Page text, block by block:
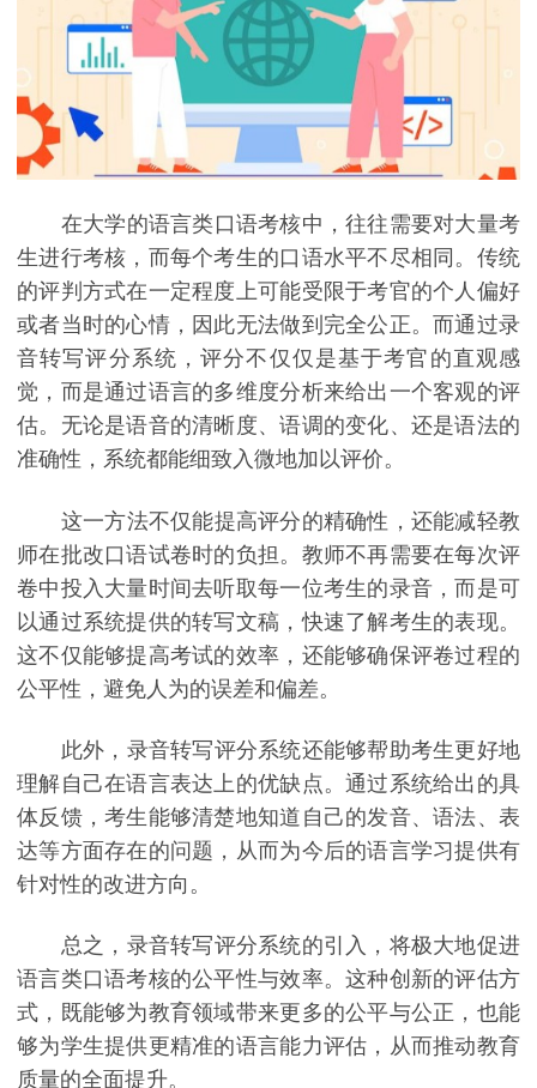
在大学的语言类口语考核中，往往需要对大量考
生进行考核，而每个考生的口语水平不尽相同。传统
的评判方式在一定程度上可能受限于考官的个人偏好
或者当时的心情，因此无法做到完全公正。而通过录
音转写评分系统，评分不仅仅是基于考官的直观感
觉，而是通过语言的多维度分析来给出一个客观的评
估。无论是语音的清晰度、语调的变化、还是语法的
准确性，系统都能细致入微地加以评价。
这一方法不仅能提高评分的精确性，还能减轻教
师在批改口语试卷时的负担。教师不再需要在每次评
卷中投入大量时间去听取每一位考生的录音，而是可
以通过系统提供的转写文稿，快速了解考生的表现。
这不仅能够提高考试的效率，还能够确保评卷过程的
公平性，避免人为的误差和偏差。
此外，录音转写评分系统还能够帮助考生更好地
理解自己在语言表达上的优缺点。通过系统给出的具
体反馈，考生能够清楚地知道自己的发音、语法、表
达等方面存在的问题，从而为今后的语言学习提供有
针对性的改进方向。
总之，录音转写评分系统的引入，将极大地促进
语言类口语考核的公平性与效率。这种创新的评估方
式，既能够为教育领域带来更多的公平与公正，也能
够为学生提供更精准的语言能力评估，从而推动教育
质量的全面提升。